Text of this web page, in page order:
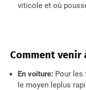
viticole et où
Comment venir
En voiture: Pour les
le moyen leplus